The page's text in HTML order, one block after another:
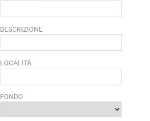
DESCRIZIONE
LOCALITÀ
FONDO